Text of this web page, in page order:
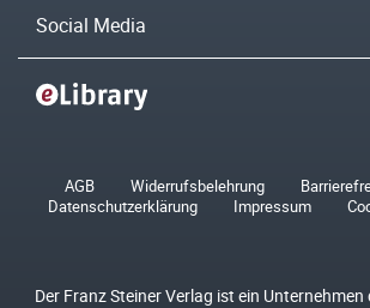
Social Media
AGB Widerrufsbelehrung
Datenschutzerklärung
Impressum
Der Franz Steiner Verlag ist ein